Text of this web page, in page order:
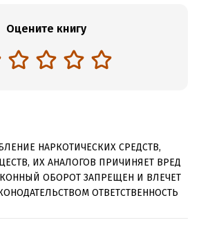
Оцените книгу
НАРКОТИЧЕСКИХ СРЕДСТВ,
ИХ АНАЛОГОВ ПРИЧИНЯЕТ ВРЕД
ОБОРОТ ЗАПРЕЩЕН И ВЛЕЧЕТ
ОТВЕТСТВЕННОСТЬ